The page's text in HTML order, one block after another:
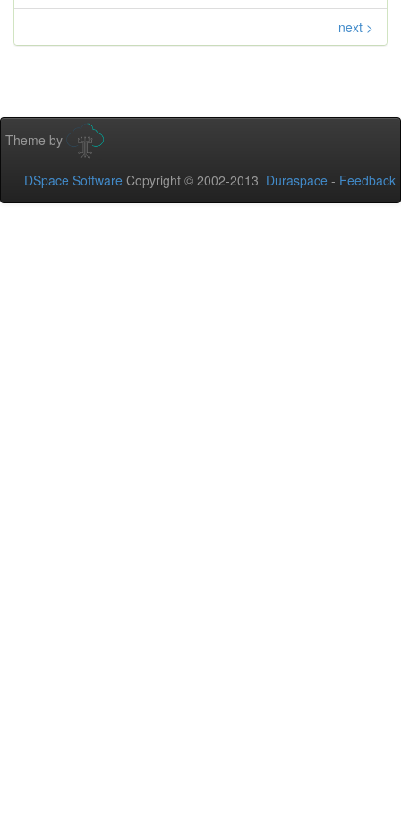
next >
Theme by
DSpace Software Copyright © 2002-2013 Duraspace - Feedback